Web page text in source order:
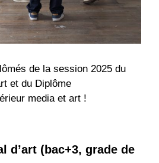
de la session 2025 du
et du Diplôme
media et art !
d’art (bac+3, grade de